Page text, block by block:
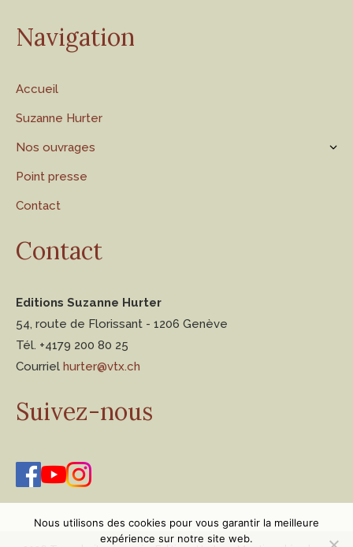
Navigation
Accueil
Suzanne Hurter
Nos ouvrages
Point presse
Contact
Contact
Editions Suzanne Hurter
54, route de Florissant - 1206 Genève
Tél. +4179 200 80 25
Courriel hurter@vtx.ch
Suivez-nous
Nous utilisons des cookies pour vous garantir la meilleure
expérience sur notre site web.